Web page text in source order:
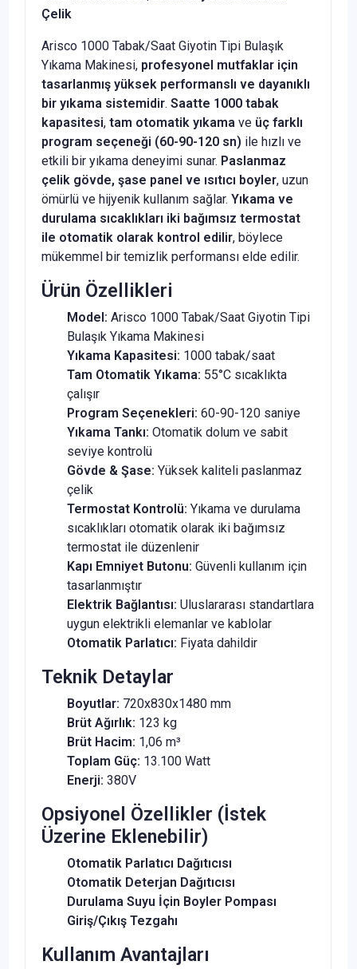
Çelik
Arisco 1000 Tabak/Saat Giyotin Tipi Bulaşık
Yıkama Makinesi, profesyonel mutfaklar için
tasarlanmış yüksek performanslı ve dayanıklı
bir yıkama sistemidir. Saatte 1000 tabak
kapasitesi, tam otomatik yıkama ve üç farklı
program seçeneği (60-90-120 sn) ile hızlı ve
etkili bir yıkama deneyimi sunar. Paslanmaz
çelik gövde, şase panel ve ısıtıcı boyler, uzun
ömürlü ve hijyenik kullanım sağlar. Yıkama ve
durulama sıcaklıkları iki bağımsız termostat
ile otomatik olarak kontrol edilir, böylece
mükemmel bir temizlik performansı elde edilir.
Ürün Özellikleri
Model: Arisco 1000 Tabak/Saat Giyotin Tipi
Bulaşık Yıkama Makinesi
Yıkama Kapasitesi: 1000 tabak/saat
Tam Otomatik Yıkama: 55°C sıcaklıkta
çalışır
Program Seçenekleri: 60-90-120 saniye
Yıkama Tankı: Otomatik dolum ve sabit
seviye kontrolü
Gövde & Şase: Yüksek kaliteli paslanmaz
çelik
Termostat Kontrolü: Yıkama ve durulama
sıcaklıkları otomatik olarak iki bağımsız
termostat ile düzenlenir
Kapı Emniyet Butonu: Güvenli kullanım için
tasarlanmıştır
Elektrik Bağlantısı: Uluslararası standartlara
uygun elektrikli elemanlar ve kablolar
Otomatik Parlatıcı: Fiyata dahildir
Teknik Detaylar
Boyutlar: 720x830x1480 mm
Brüt Ağırlık: 123 kg
Brüt Hacim: 1,06 m³
Toplam Güç: 13.100 Watt
Enerji: 380V
Opsiyonel Özellikler (İstek
Üzerine Eklenebilir)
Otomatik Parlatıcı Dağıtıcısı
Otomatik Deterjan Dağıtıcısı
Durulama Suyu İçin Boyler Pompası
Giriş/Çıkış Tezgahı
Kullanım Avantajları